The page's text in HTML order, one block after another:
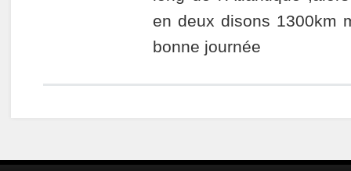
en deux disons 1300km
bonne journée